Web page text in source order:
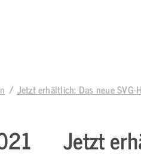
Jetzt erhältlich: Das neue
Jetzt